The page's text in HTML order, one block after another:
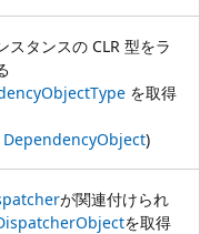
スタンスの CLR 型をラ
を取得
DependencyObject)
が関連付けられ
を取得